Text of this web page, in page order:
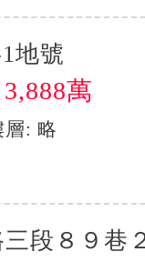
地號
萬
: 略
段８９巷